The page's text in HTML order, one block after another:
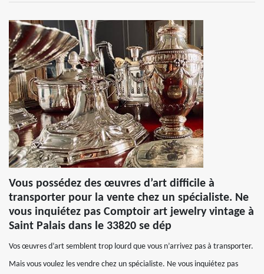
Vous possédez des œuvres d’art difficile à
transporter pour la vente chez un spécialiste. Ne
vous inquiétez pas Comptoir art jewelry vintage à
Saint Palais dans le 33820 se dép
Vos œuvres d’art semblent trop lourd que vous n’arrivez pas à transporter.
Mais vous voulez les vendre chez un spécialiste. Ne vous inquiétez pas